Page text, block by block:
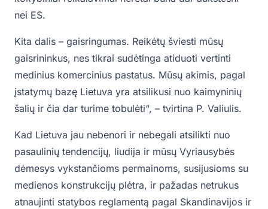
nei ES.
Kita dalis – gaisringumas. Reikėtų šviesti mūsų
gaisrininkus, nes tikrai sudėtinga atiduoti vertinti
medinius komercinius pastatus. Mūsų akimis, pagal
įstatymų bazę Lietuva yra atsilikusi nuo kaimyninių
šalių ir čia dar turime tobulėti“, – tvirtina P. Valiulis.
Kad Lietuva jau nebenori ir nebegali atsilikti nuo
pasaulinių tendencijų, liudija ir mūsų Vyriausybės
dėmesys vykstančioms permainoms, susijusioms su
medienos konstrukcijų plėtra, ir pažadas netrukus
atnaujinti statybos reglamentą pagal Skandinavijos ir